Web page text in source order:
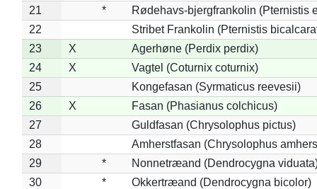
21
*
Rødehavs-bjergfrankolin (Pternistis
22
Stribet Frankolin (Pternistis
23
X
Agerhøne (Perdix perdix)
24
X
Vagtel (Coturnix coturnix)
25
Kongefasan (Syrmaticus reevesii)
26
X
Fasan (Phasianus colchicus)
27
Guldfasan (Chrysolophus pictus)
28
Amherstfasan (Chrysolophus
29
*
Nonnetræand (Dendrocygna
30
*
Okkertræand (Dendrocygna bicolor)